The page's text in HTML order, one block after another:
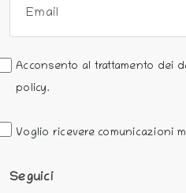
Acconsento al trattamento dei
policy.
Voglio ricevere comunicazioni
Seguici